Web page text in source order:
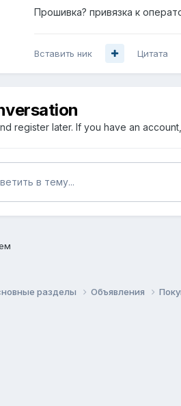
Прошивка? привязка к
Вставить ник Цитата
register later. If you have an account,
в тему...
разделы Объявления